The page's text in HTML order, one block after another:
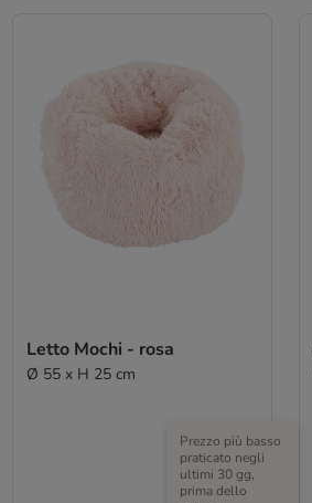
Letto Mochi - rosa
Ø 55 x H 25 cm
Prezzo più basso
praticato negli
ultimi 30 gg,
prima dello